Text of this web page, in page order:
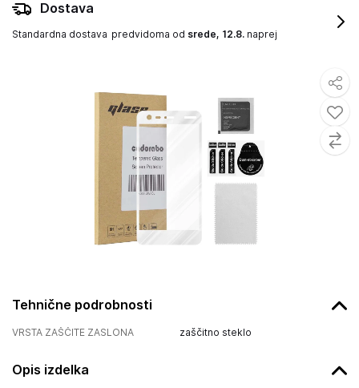
Tehnične podrobnosti
VRSTA ZAŠČITE ZASLONA zaščitno steklo
Opis izdelka
Dostava
Standardna dostava predvidoma od srede, 12.8. naprej